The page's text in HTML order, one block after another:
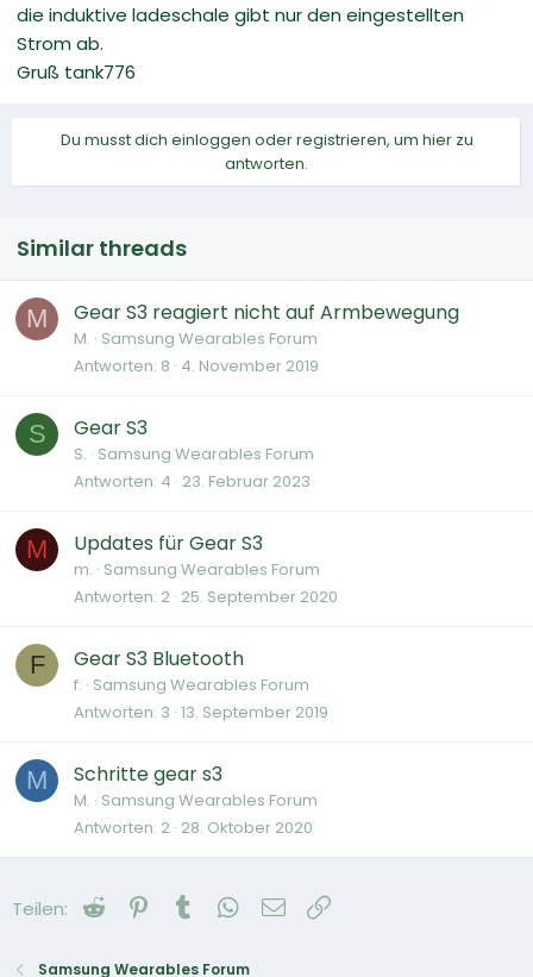
die induktive ladeschale gibt nur den eingestellten
Strom ab.
Gruß tank776
Du musst dich einloggen oder registrieren, um hier zu
antworten.
Similar threads
M Gear S3 reagiert nicht auf Armbewegung
M. Samsung Wearables Forum
Antworten 8 4. November 2019
S Gear S3
S. Samsung Wearables Forum
Antworten 4 23. Februar 2023
M Updates für Gear S3
m. Samsung Wearables Forum
Antworten 2 25. September 2020
F Gear S3 Bluetooth
f. Samsung Wearables Forum
Antworten 3 13. September 2019
M Schritte gear s3
M. Samsung Wearables Forum
Antworten 2 28. Oktober 2020
Teilen: Reddit Pinterest
Tumblr WhatsApp
E-Mail
Samsung Wearables Forum